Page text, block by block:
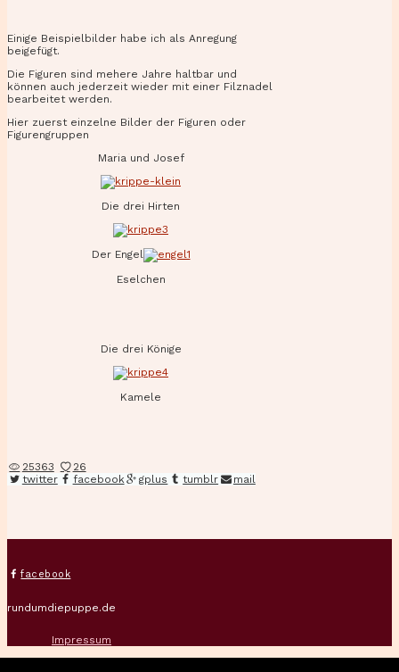
Einige Beispielbilder habe ich als Anregung
beigefügt.
Die Figuren sind mehere Jahre haltbar und
können auch jederzeit wieder mit einer Filznadel
bearbeitet werden.
Hier zuerst einzelne Bilder der Figuren oder
Figurengruppen
Maria und Josef
Die drei Hirten
Der Engel
Eselchen
Die drei Könige
Kamele
25363
26
twitter
facebook gplus tumblr mail
facebook
rundumdiepuppe.de
Impressum